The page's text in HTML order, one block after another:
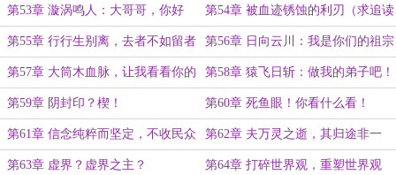
想
第53章 漩涡鸣人：大哥哥，你好
强！（求追读）
第54章 被血迹锈蚀的利刃（求追读
QAQ）
第55章 行行生别离，去者不如留者
神伤之甚
第56章 日向云川：我是你们的祖宗
第57章 大筒木血脉，让我看看你的
极限！
第58章 猿飞日斩：做我的弟子吧！
第59章 阴封印？楔！ 第60章 死鱼眼！你看什么看！
第61章 信念纯粹而坚定，不收民众
一针一线
第62章 夫万灵之逝，其归途非一
第63章 虚界？虚界之主？ 第64章 打碎世界观，重塑世界观